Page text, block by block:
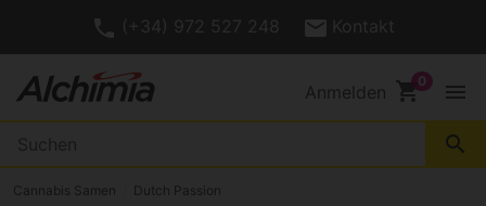
Anmelden shopping_cart menu
search
Cannabis Samen Dutch Passion